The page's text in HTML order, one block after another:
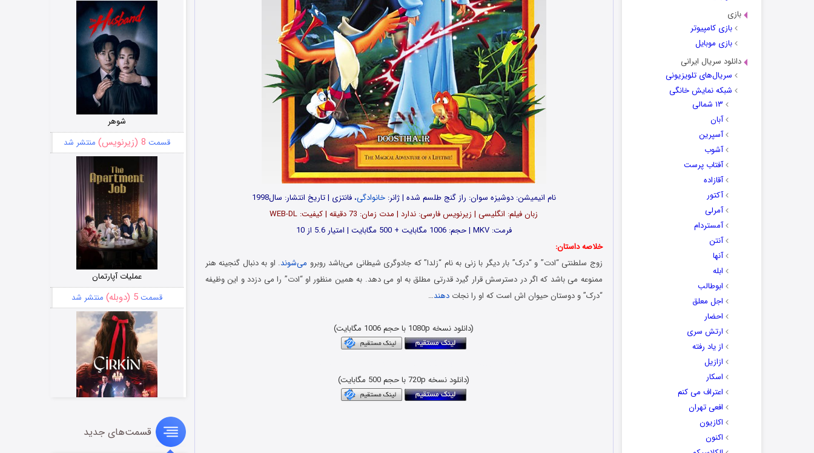
بازی
بازی کامپیوتر
بازی موبایل
دانلود سریال ایرانی
سریال‌های تلویزیونی
شبکه نمایش خانگی
۱۳ شمالی
آبان
آسپرین
آشوب
آفتاب پرست
آقازاده
آکتور
آمرلی
آمستردام
آنتن
آنها
ابله
ابوطالب
اجل معلق
احضار
ارتش سری
از یاد رفته
ازازیل
اسکار
اعتراف می کنم
افعی تهران
اکازیون
اکنون
نام انیمیشن: دوشیزه سوان: راز گنج طلسم شده | ژانر:خانوادگی، فانتزی | تاریخ انتشار: سال1998
زبان فیلم: انگلیسی | زیرنویس فارسی: ندارد | مدت زمان: 73 دقیقه | کیفیت: WEB-DL
فرمت: MKV | حجم: 1006 مگابایت + 500 مگابایت | امتیار 5.6 از 10
خلاصه داستان:
زوج سلطنتی “ادت” و “درک” بار دیگر با زنی به نام “زلدا” که جادوگری شیطانی می‌باشد روبرو می‌شوند. او به دنبال گنجینه هنر
ممنوعه می باشد که اگر در دسترسش قرار گیرد قدرتی مطلق به او می دهد. به همین منظور او “ادت” را می دزدد و این وظیفه
“درک” و دوستان حیوان اش است که او را نجاتدهند…
(دانلود نسخه 1080p با حجم 1006 مگابایت)
(دانلود نسخه 720p با حجم 500 مگابایت)
شوهر
قسمت 8 (زیرنویس) منتشر شد
عملیات آپارتمان
قسمت5 (دوبله) منتشر شد
سریال زشت
قسمت‌های جدید